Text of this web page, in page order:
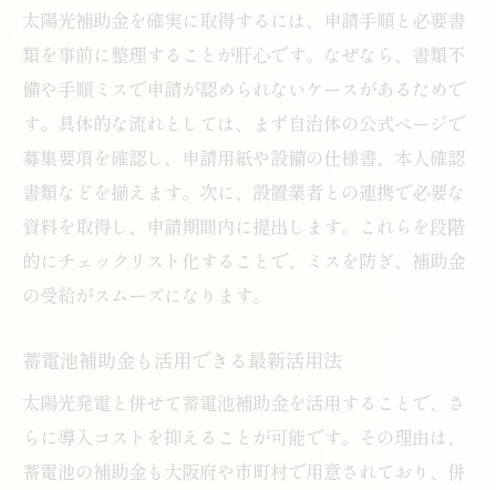
太陽光補助金を確実に取得するには、申請手順と必要書
類を事前に整理することが肝心です。なぜなら、書類不
備や手順ミスで申請が認められないケースがあるためで
す。具体的な流れとしては、まず自治体の公式ページで
募集要項を確認し、申請用紙や設備の仕様書、本人確認
書類などを揃えます。次に、設置業者との連携で必要な
資料を取得し、申請期間内に提出します。これらを段階
的にチェックリスト化することで、ミスを防ぎ、補助金
の受給がスムーズになります。
蓄電池補助金も活用できる最新活用法
太陽光発電と併せて蓄電池補助金を活用することで、さ
らに導入コストを抑えることが可能です。その理由は、
蓄電池の補助金も大阪府や市町村で用意されており、併